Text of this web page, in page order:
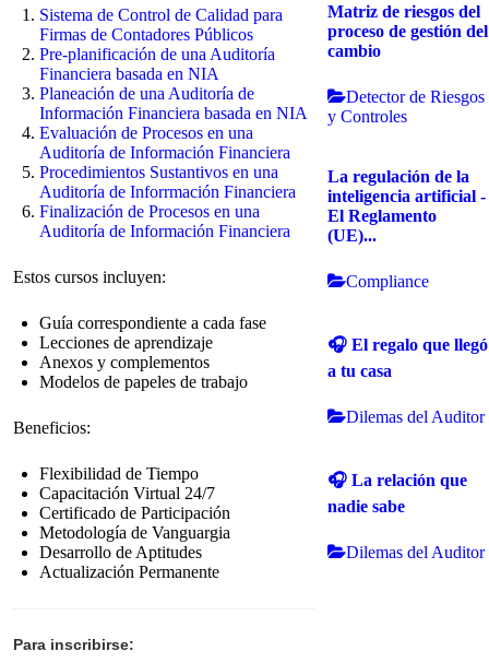
Sistema de Control de Calidad para
Firmas de Contadores Públicos
Pre-planificación de una Auditoría
Financiera basada en NIA
Planeación de una Auditoría de
Información Financiera basada en NIA
Evaluación de Procesos en una
Auditoría de Información Financiera
Procedimientos Sustantivos en una
Auditoría de Inforrmación Financiera
Finalización de Procesos en una
Auditoría de Información Financiera
Estos cursos incluyen:
Guía correspondiente a cada fase
Lecciones de aprendizaje
Anexos y complementos
Modelos de papeles de trabajo
Beneficios:
Flexibilidad de Tiempo
Capacitación Virtual 24/7
Certificado de Participación
Metodología de Vanguargia
Desarrollo de Aptitudes
Actualización Permanente
Para inscribirse:
Matriz de riesgos del
proceso de gestión del
cambio
Detector de Riesgos
y Controles
La regulación de la
inteligencia artificial -
El Reglamento
(UE)...
Compliance
🎧 El regalo que llegó
a tu casa
Dilemas del Auditor
🎧 La relación que
nadie sabe
Dilemas del Auditor